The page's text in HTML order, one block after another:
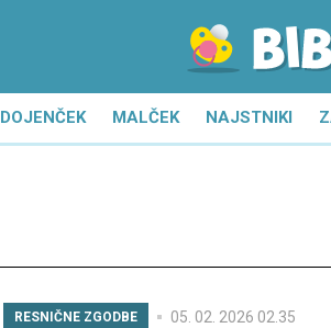
DOJENČEK MALČEK NAJSTNIKI
RESNIČNE ZGODBE 05. 02. 2026 02.35